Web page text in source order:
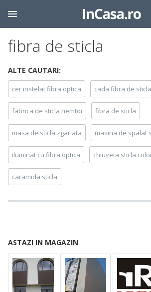
fibra de sticla
ALTE CAUTARI:
cer instelat fibra optica cada fibra de sticla
fabrica de sticla nemtoi fibra de sticla
masa de sticla zgariata masina de spalat
iluminat cu fibra optica chiuveta sticla
caramida sticla
ASTAZI IN MAGAZIN